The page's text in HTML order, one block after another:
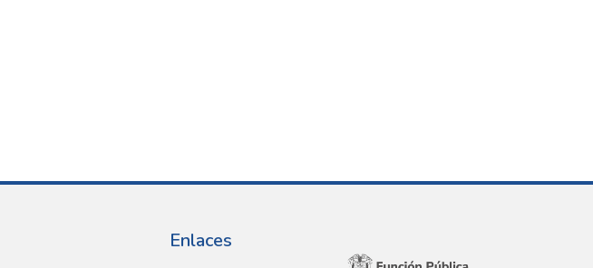
Enlaces